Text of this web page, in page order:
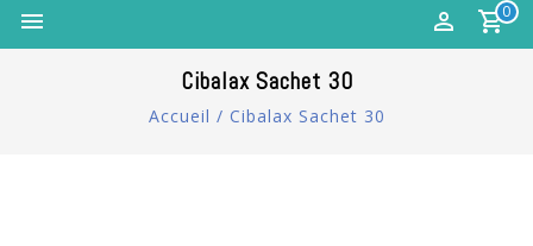
0
Cibalax Sachet 30
Accueil / Cibalax Sachet 30